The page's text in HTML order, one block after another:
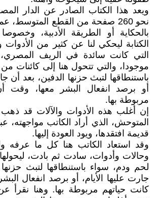
ويعد هذا الكتاب الصادر عن الدار
نحو 260 صفحة من القطع المتوسط،
بالحكاية أو الطريقة الأدبية،
الكتابة ليحكي لنا عن كثير من الأدوات
التي كانت سائدة في الريف المصري،
موجودا، والتي تتحول هنا إلى كائنات
باستنطاقها لتبث حزنها الدفين، بعد أن
أو برصد انفعال البشر معها، وقت
مربوطة بها.
إن أغلب هذه الأدوات والآلات قد
المتوحش، الذي أراد الكاتب مواجهته،
قديمة افتقدها، ويود العودة إليها.
وقد استعاد الكاتب هنا كل ما عرفه
وحالات وأدوات، سادت ثم بادت،
لحم ودم، سواء باستنطاقها لتبث
جارت عليها الأيام، أو برصد انفعال